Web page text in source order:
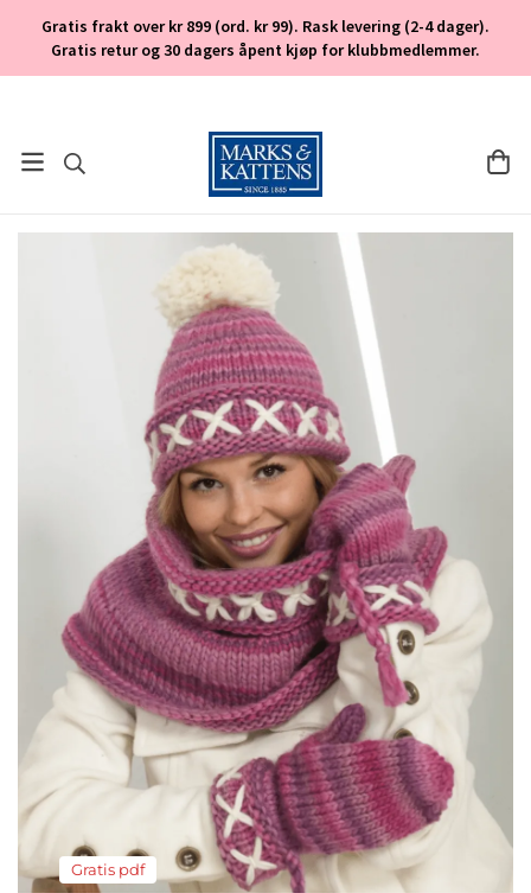
Gratis frakt over kr 899 (ord. kr 99). Rask levering (2-4 dager).
Gratis retur og 30 dagers åpent kjøp for klubbmedlemmer.
Gratis pdf